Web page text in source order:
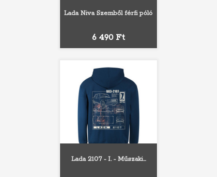
Lada Niva Szemből férfi póló
Ár
6 490 Ft
Lada 2107 - I. - Műszaki...